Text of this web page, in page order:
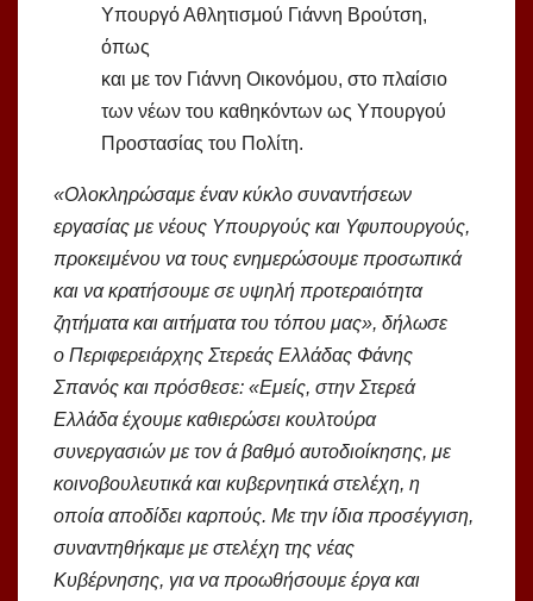
Υπουργό Αθλητισμού Γιάννη Βρούτση,
όπως
και με τον Γιάννη Οικονόμου, στο πλαίσιο
των νέων του καθηκόντων ως Υπουργού
Προστασίας του Πολίτη.
«Ολοκληρώσαμε έναν κύκλο συναντήσεων
εργασίας με νέους Υπουργούς και Υφυπουργούς,
προκειμένου να τους ενημερώσουμε προσωπικά
και να κρατήσουμε σε υψηλή προτεραιότητα
ζητήματα και αιτήματα του τόπου μας», δήλωσε
ο Περιφερειάρχης Στερεάς Ελλάδας Φάνης
Σπανός και πρόσθεσε: «Εμείς, στην Στερεά
Ελλάδα έχουμε καθιερώσει κουλτούρα
συνεργασιών με τον ά βαθμό αυτοδιοίκησης, με
κοινοβουλευτικά και κυβερνητικά στελέχη, η
οποία αποδίδει καρπούς. Με την ίδια προσέγγιση,
συναντηθήκαμε με στελέχη της νέας
Κυβέρνησης, για να προωθήσουμε έργα και